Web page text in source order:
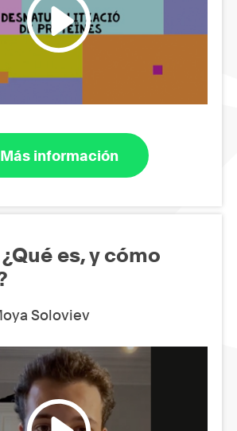
Más información
es, y cómo
Soloviev